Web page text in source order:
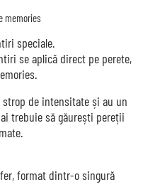
memories
speciale.
se aplică direct pe perete,
de intensitate și au un
trebuie să găurești pereții
format dintr-o singură